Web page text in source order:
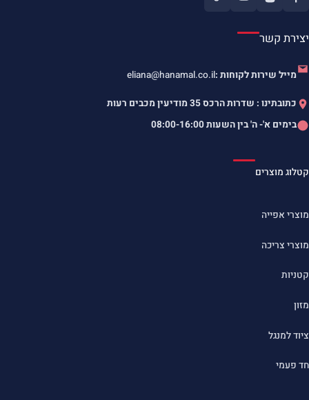
יצירת קשר
מייל שירות לקוחות :eliana@hanamal.co.il
כתובתינו : שדרות הרכס 35 מודיעין מכבים רעות
בימים א'- ה' בין השעות08:00-16:00
קטלוג מוצרים
מוצרי אפייה
מוצרי צריכה
קטניות
מזון
ציוד למנגל
חד פעמי